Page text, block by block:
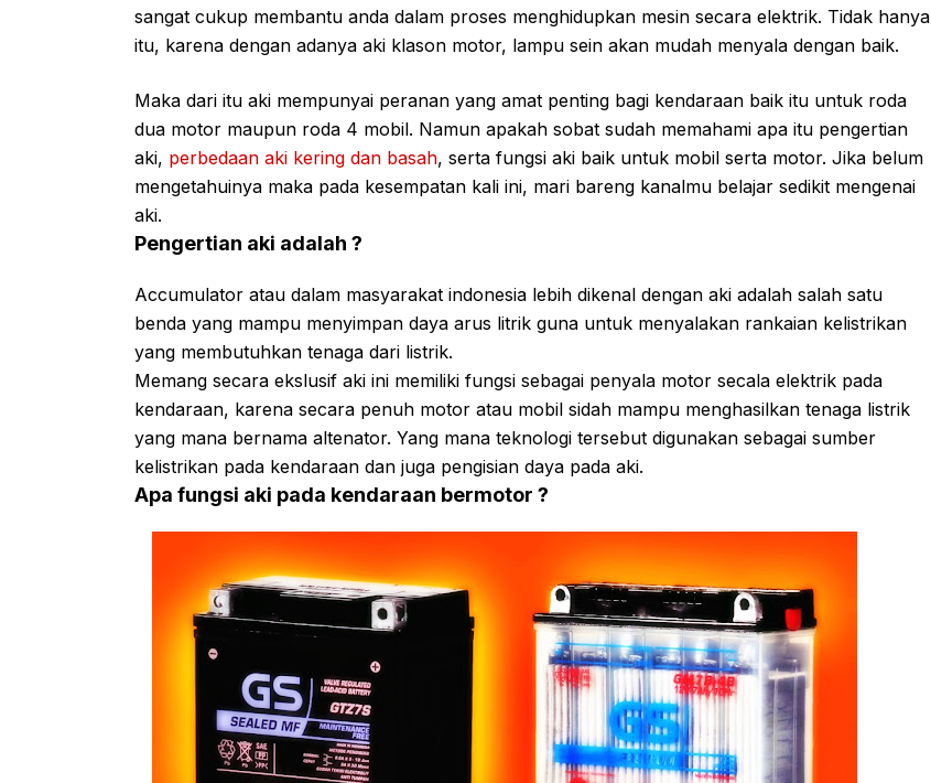
sangat cukup membantu anda dalam proses menghidupkan mesin secara elektrik. Tidak hanya
itu, karena dengan adanya aki klason motor, lampu sein akan mudah menyala dengan baik.
Maka dari itu aki mempunyai peranan yang amat penting bagi kendaraan baik itu untuk roda
dua motor maupun roda 4 mobil. Namun apakah sobat sudah memahami apa itu pengertian
aki, perbedaan aki kering dan basah, serta fungsi aki baik untuk mobil serta motor. Jika belum
mengetahuinya maka pada kesempatan kali ini, mari bareng kanalmu belajar sedikit mengenai
aki.
Pengertian aki adalah ?
Accumulator atau dalam masyarakat indonesia lebih dikenal dengan aki adalah salah satu
benda yang mampu menyimpan daya arus litrik guna untuk menyalakan rankaian kelistrikan
yang membutuhkan tenaga dari listrik.
Memang secara ekslusif aki ini memiliki fungsi sebagai penyala motor secala elektrik pada
kendaraan, karena secara penuh motor atau mobil sidah mampu menghasilkan tenaga listrik
yang mana bernama altenator. Yang mana teknologi tersebut digunakan sebagai sumber
kelistrikan pada kendaraan dan juga pengisian daya pada aki.
Apa fungsi aki pada kendaraan bermotor ?